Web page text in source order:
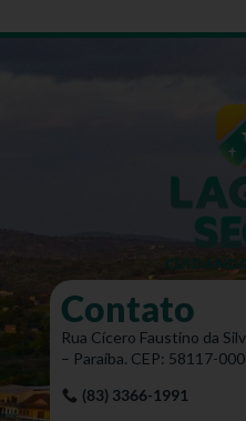
Contato
Rua Cícero Faustino da
– Paraíba. CEP: 58117-000
(83) 3366-1991